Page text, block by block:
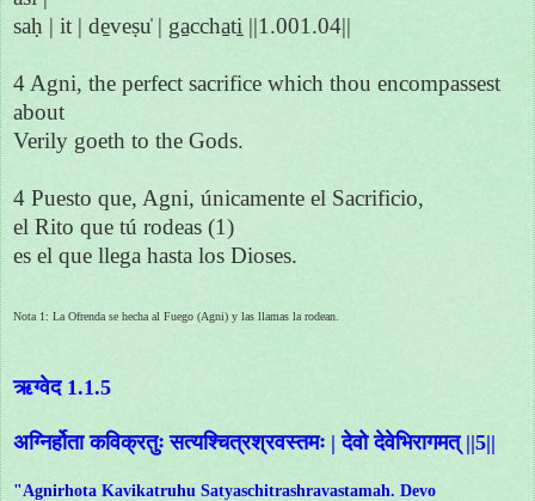
saḥ | it | de̱veṣu̍ | ga̱ccha̱ti̱ ||1.001.04||
4 Agni, the perfect sacrifice which thou encompassest
about
Verily goeth to the Gods.
4 Puesto que, Agni, únicamente el Sacrificio,
el Rito que tú rodeas (1)
es el que llega hasta los Dioses.
Nota 1: La Ofrenda se hecha al Fuego (Agni) y las llamas la rodean.
ऋग्वेद 1.1.5
अग्निर्होता कविक्रतुः सत्यश्चित्रश्रवस्तमः | देवो देवेभिरागमत् ||5||
"Agnirhota Kavikatruhu Satyaschitrashravastamah. Devo